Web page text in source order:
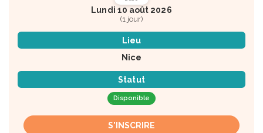
Lundi 10 août 2026
(1 jour)
Lieu
Nice
Statut
Disponible
S'INSCRIRE